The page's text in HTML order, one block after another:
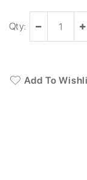
Qty:
Add To